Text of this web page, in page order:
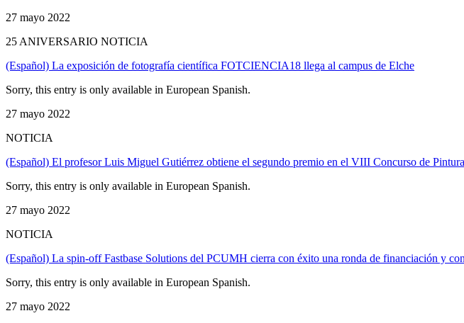
27 mayo 2022
25 ANIVERSARIO NOTICIA
(Español) La exposición de fotografía científica FOTCIENCIA18 llega al campus de Elche
Sorry, this entry is only available in European Spanish.
27 mayo 2022
NOTICIA
(Español) El profesor Luis Miguel Gutiérrez obtiene el segundo premio en el VIII Concurso de Pintura
Sorry, this entry is only available in European Spanish.
27 mayo 2022
NOTICIA
(Español) La spin-off Fastbase Solutions del PCUMH cierra con éxito una ronda de financiación y
Sorry, this entry is only available in European Spanish.
27 mayo 2022